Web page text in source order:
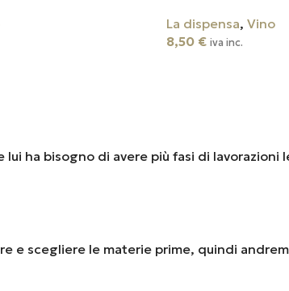
La dispensa, Vino
8,50 € iva inc.
ha bisogno di avere più fasi di lavorazioni
e scegliere le materie prime, quindi